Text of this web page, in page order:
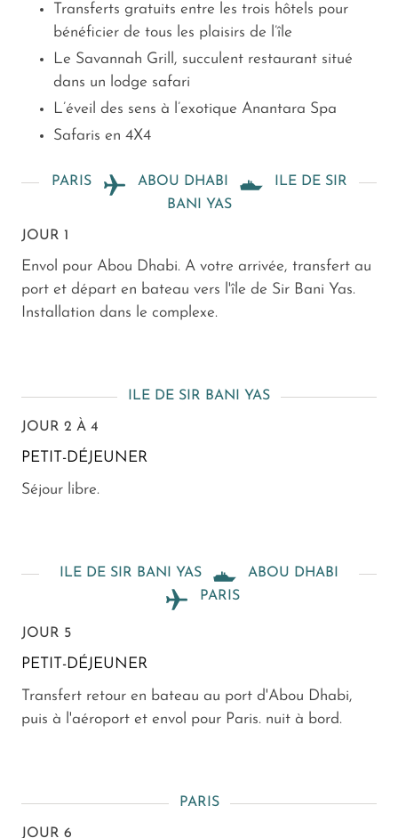
Transferts gratuits entre les trois hôtels pour
bénéficier de tous les plaisirs de l’île
Le Savannah Grill, succulent restaurant situé
dans un lodge safari
L’éveil des sens à l’exotique Anantara Spa
Safaris en 4X4
PARIS ABOU DHABI
ILE DE SIR
BANI YAS
JOUR 1
Envol pour Abou Dhabi. A votre arrivée, transfert au
port et départ en bateau vers l'île de Sir Bani Yas.
Installation dans le complexe.
ILE DE SIR BANI YAS
JOUR 2 À 4
PETIT-DÉJEUNER
Séjour libre.
ILE DE SIR BANI YAS
ABOU DHABI
PARIS
JOUR 5
PETIT-DÉJEUNER
Transfert retour en bateau au port d'Abou Dhabi,
puis à l'aéroport et envol pour Paris. nuit à bord.
PARIS
JOUR 6